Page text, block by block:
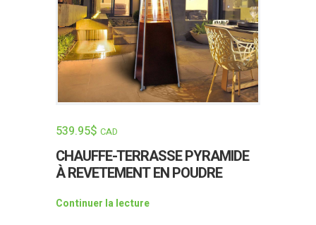
539.95$ CAD
CHAUFFE-TERRASSE PYRAMIDE
À REVETEMENT EN POUDRE
Continuer la lecture